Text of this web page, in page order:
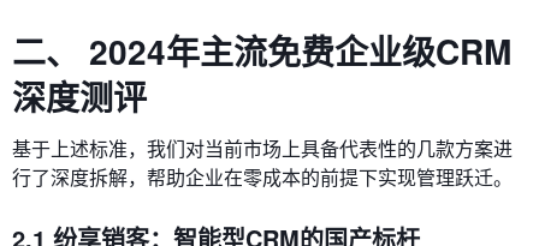
二、 2024年主流免费企业级CRM
深度测评
基于上述标准，我们对当前市场上具备代表性的几款方案进
行了深度拆解，帮助企业在零成本的前提下实现管理跃迁。
2.1 纷享销客：智能型CRM的国产标杆